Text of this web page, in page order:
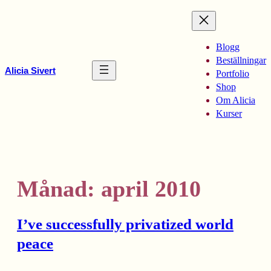
Alicia Sivert
Blogg
Beställningar
Portfolio
Shop
Om Alicia
Kurser
Månad: april 2010
I’ve successfully privatized world
peace